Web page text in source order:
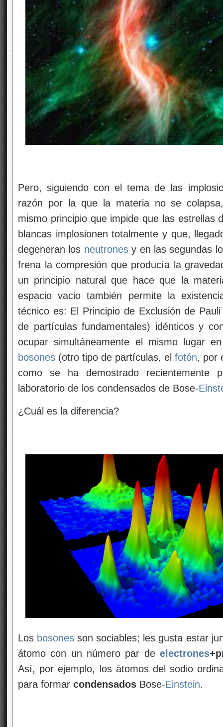
Pero, siguiendo con el tema de las
razón por la que la materia no se
mismo principio que impide que las estrellas
blancas implosionen totalmente y que,
degeneran los neutronesy en las segundas
frena la compresión que producía la
un principio natural que hace que la
espacio vacio también permite la
técnico es: El Principio de Exclusión de
de partículas fundamentales) idénticos y
ocupar simultáneamente el mismo lugar
bosones (otro tipo de partículas, el fotón, por
como se ha demostrado
laboratorio de los condensados de Bose-
¿Cuál es la diferencia?
Los bosones son sociables; les gusta estar
átomo con un número par de electrones
Así, por ejemplo, los átomos del sodio
para formar condensados Bose-Einstein.